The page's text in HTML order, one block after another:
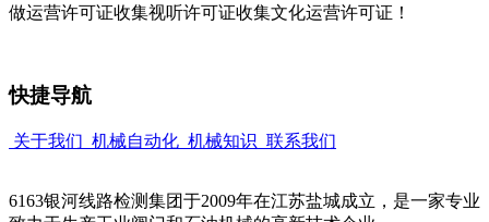
做运营许可证收集视听许可证收集文化运营许可证！
快捷导航
关于我们 机械自动化 机械知识 联系我们
6163银河线路检测集团于2009年在江苏盐城成立，是一家专业